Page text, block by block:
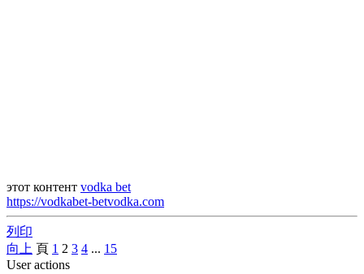
этот контент vodka bet
https://vodkabet-betvodka.com
列印
向上 頁 1 2 3 4 ... 15
User actions